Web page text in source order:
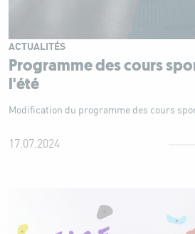
Programme des cours
l'été
ACTUALITÉS
Modification du programme des cours
17.07.2024